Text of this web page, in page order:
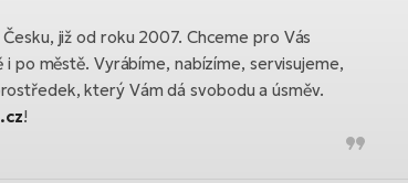
již od roku 2007. Chceme pro Vás
po městě. Vyrábíme, nabízíme, servisujeme,
který Vám dá svobodu a úsměv.
!